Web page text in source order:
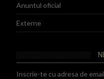
Anuntul oficial
Externe
Inscrie-te cu adresa de